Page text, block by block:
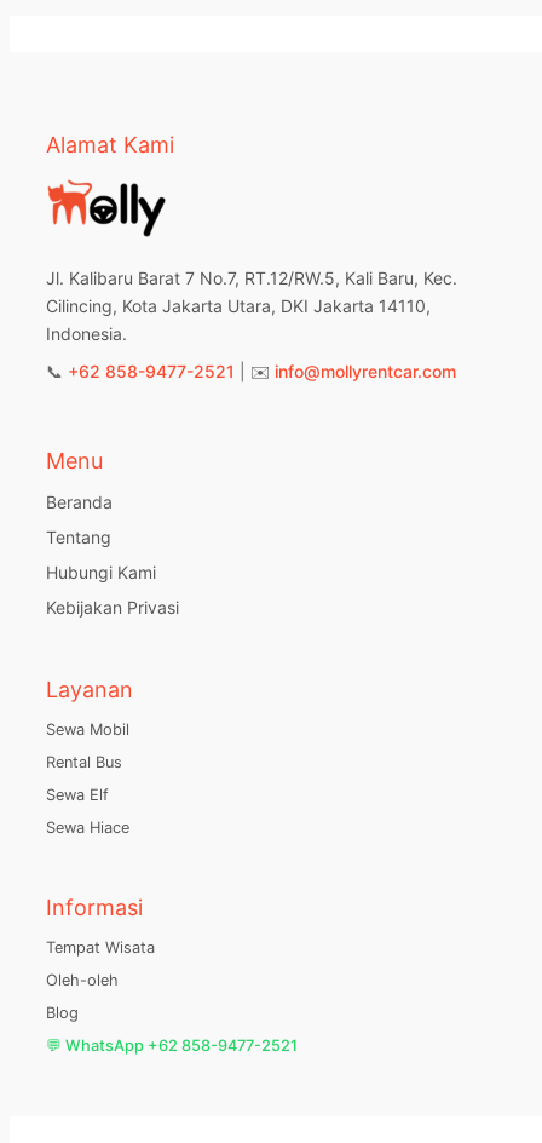
Alamat Kami
Jl. Kalibaru Barat 7 No.7, RT.12/RW.5, Kali Baru, Kec.
Cilincing, Kota Jakarta Utara, DKI Jakarta 14110,
Indonesia.
📞 +62 858-9477-2521 | ✉️ info@mollyrentcar.com
Menu
Beranda
Tentang
Hubungi Kami
Kebijakan Privasi
Layanan
Sewa Mobil
Rental Bus
Sewa Elf
Sewa Hiace
Informasi
Tempat Wisata
Oleh-oleh
Blog
💬 WhatsApp +62 858-9477-2521